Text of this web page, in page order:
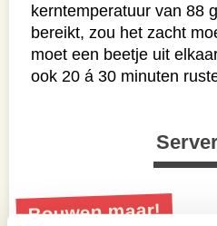
kerntemperatuur van 88
bereikt, zou het zacht
moet een beetje uit
ook 20 á 30 minuten
Bouwen maar!